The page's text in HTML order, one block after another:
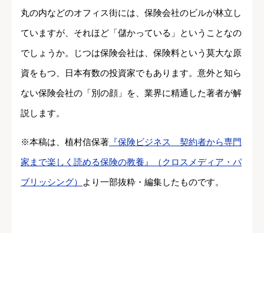
丸の内などのオフィス街には、保険会社のビルが林立し
ていますが、それほど「儲かっている」ということなの
でしょうか。じつは保険会社は、保険料という莫大な原
資をもつ、日本有数の投資家でもあります。意外と知ら
ない保険会社の「別の顔」を、業界に精通した著者が解
説します。
※本稿は、植村信保著 『保険ビジネス 契約者から専門
家まで楽しく読める保険の教養』（クロスメディア・パ
ブリッシング）
より一部抜粋・編集したものです。